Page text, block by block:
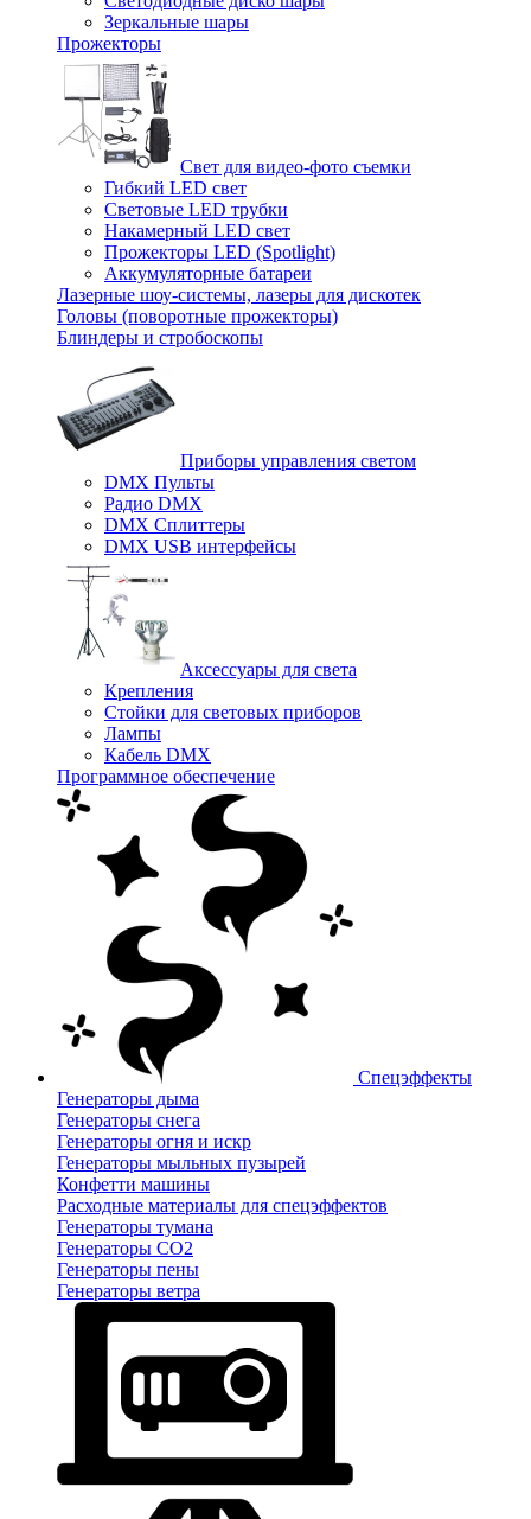
Зеркальные шары
Прожекторы
Свет для видео-фото съемки
Гибкий LED свет
Световые LED трубки
Накамерный LED свет
Прожекторы LED (Spotlight)
Аккумуляторные батареи
Лазерные шоу-системы, лазеры для дискотек
Головы (поворотные прожекторы)
Блиндеры и стробоскопы
Приборы управления светом
DMX Пульты
Радио DMX
DMX Сплиттеры
DMX USB интерфейсы
Аксессуары для света
Крепления
Стойки для световых приборов
Лампы
Кабель DMX
Программное обеспечение
Спецэффекты
Генераторы дыма
Генераторы снега
Генераторы огня и искр
Генераторы мыльных пузырей
Конфетти машины
Расходные материалы для спецэффектов
Генераторы тумана
Генераторы CO2
Генераторы пены
Генераторы ветра